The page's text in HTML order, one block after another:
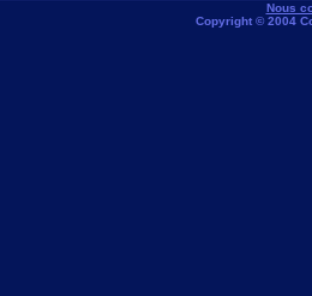
Nous
Copyright © 2004